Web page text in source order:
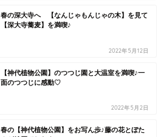
春の深大寺へ 【なんじゃもんじゃの木】を見て
【深大寺蕎麦】を満喫♪
2022年5月12日
【神代植物公園】のつつじ園と大温室を満喫♪一
面のつつじに感動♡
2022年5月2日
春の【神代植物公園】をお写ん歩♪藤の花とぼた